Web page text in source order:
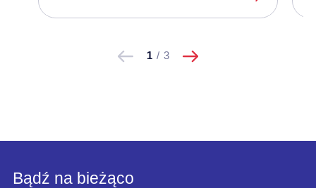
Pokaż 1 / 3
Pokaż
Bądź na bieżąco